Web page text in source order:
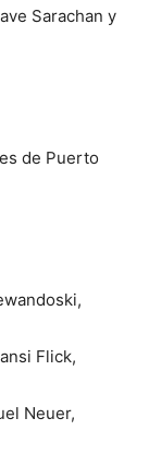
Sarachan y
de Puerto
Flick,
Neuer,